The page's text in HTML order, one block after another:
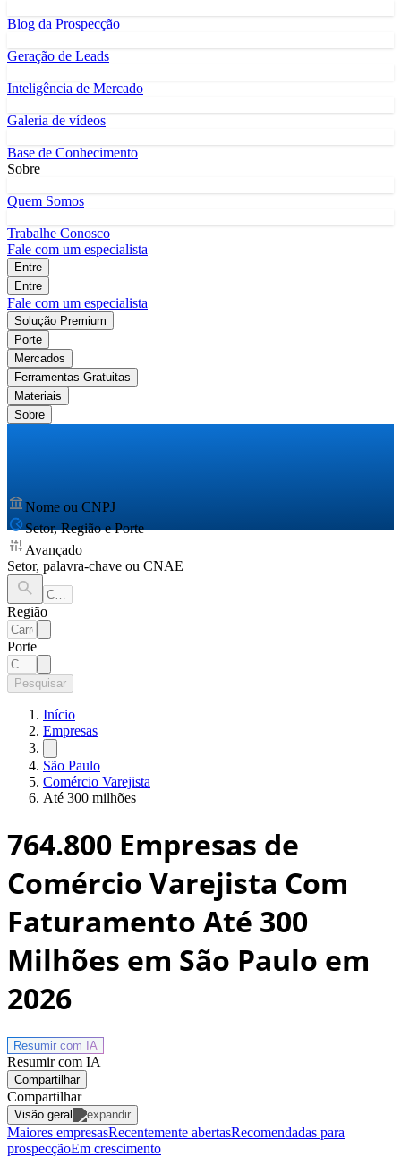
Blog da Prospecção
Geração de Leads
Inteligência de Mercado
Galeria de vídeos
Base de Conhecimento
Sobre
Quem Somos
Trabalhe Conosco
Fale com um especialista
Entre
Entre
Fale com um especialista
Solução Premium
Porte
Mercados
Ferramentas Gratuitas
Materiais
Sobre
Nome ou CNPJ
Setor, Região e Porte
Avançado
Setor, palavra-chave ou CNAE
Região
Porte
Pesquisar
Início
Empresas
São Paulo
Comércio Varejista
Até 300 milhões
764.800 Empresas de
Comércio Varejista Com
Faturamento Até 300
Milhões em São Paulo em
2026
Resumir com IA
Resumir com IA
Compartilhar
Compartilhar
Visão geral
Maiores empresasRecentemente abertasRecomendadas para
prospecçãoEm crescimento